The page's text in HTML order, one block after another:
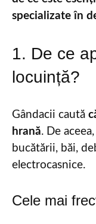
specializate în
1. De ce
locuință?
Gândacii caută
hrană. De
bucătării, băi,
electrocasnice.
Cele mai